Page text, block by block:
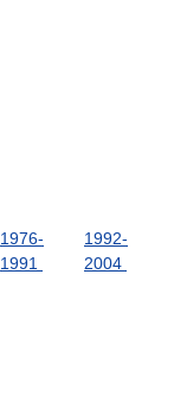
1976-
1991
1992-
2004